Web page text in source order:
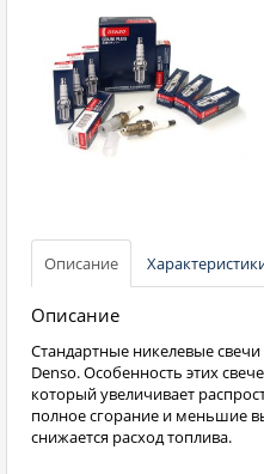
Описание
Описание
Стандартные никелевые
Denso. Особенность этих
который увеличивает
полное сгорание и меньшие
снижается расход топлива.